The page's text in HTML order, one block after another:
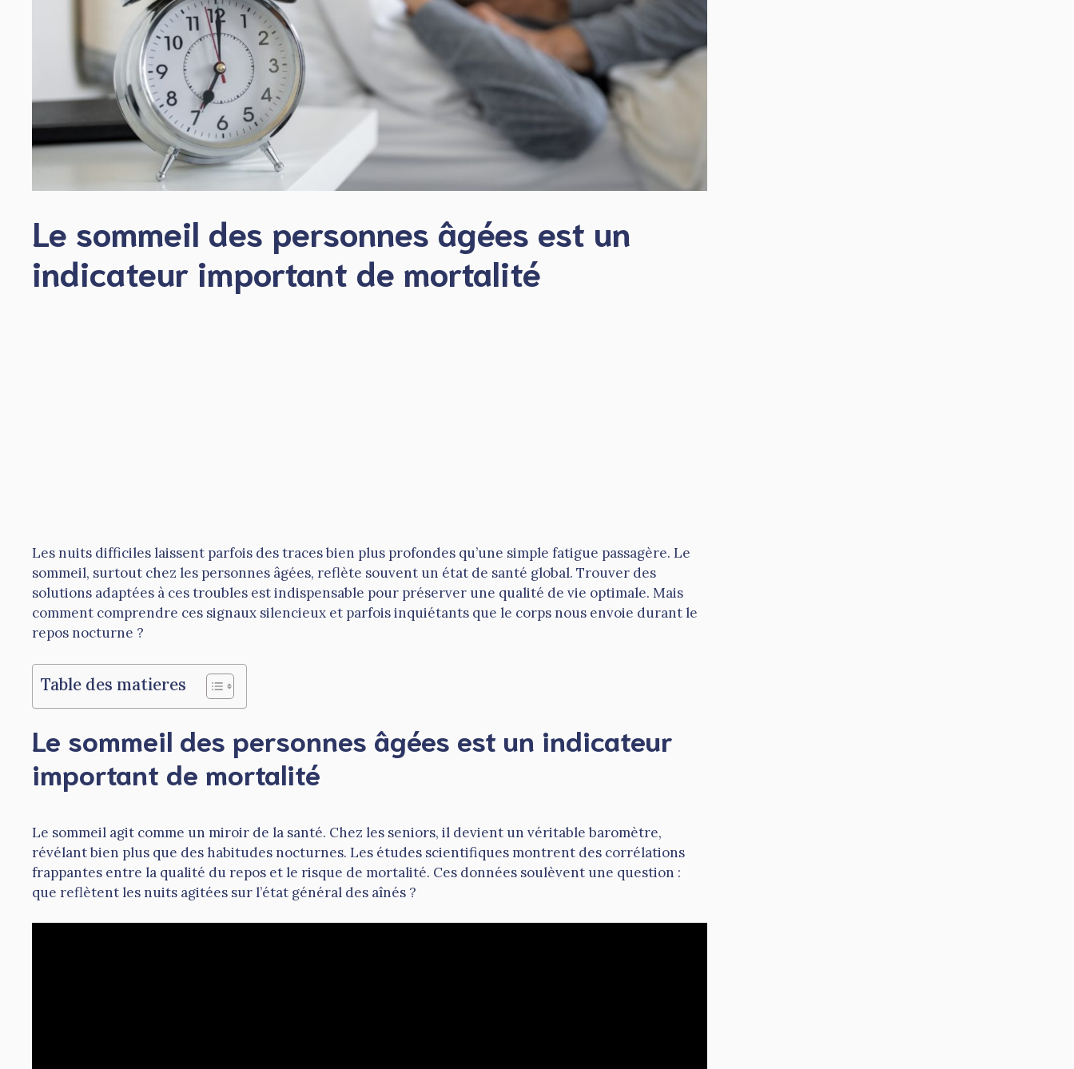
Le sommeil des personnes âgées est un
indicateur important de mortalité
Les nuits difficiles laissent parfois des traces bien plus profondes qu’une simple fatigue passagère. Le
sommeil, surtout chez les personnes âgées, reflète souvent un état de santé global. Trouver des
solutions adaptées à ces troubles est indispensable pour préserver une qualité de vie optimale. Mais
comment comprendre ces signaux silencieux et parfois inquiétants que le corps nous envoie durant le
repos nocturne ?
Table des matieres
Le sommeil des personnes âgées est un indicateur
important de mortalité
Le sommeil agit comme un miroir de la santé. Chez les seniors, il devient un véritable baromètre,
révélant bien plus que des habitudes nocturnes. Les études scientifiques montrent des corrélations
frappantes entre la qualité du repos et le risque de mortalité. Ces données soulèvent une question :
que reflètent les nuits agitées sur l’état général des aînés ?